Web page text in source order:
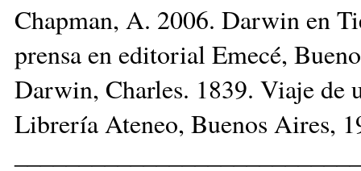
Chapman, A. 2006. Darwin en
prensa en editorial Emecé,
Darwin, Charles. 1839. Viaje de
Librería Ateneo, Buenos Aires,